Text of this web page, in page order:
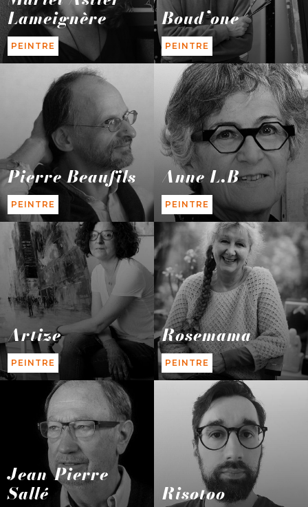
Lameignère
PEINTRE
Boud’one
PEINTRE
Pierre Beaufils
PEINTRE
Anne L.B
PEINTRE
Artize
PEINTRE
Rosemama
PEINTRE
Jean-Pierre
Sallé Risotoo